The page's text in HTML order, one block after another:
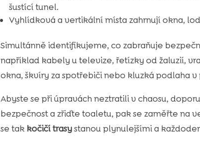
šustící tunel.
Vyhlídková a vertikální místa zahrnují okna,
Simultánně identifikujeme, co zabraňuje
například kabely u televize, řetízky od žaluzií,
okna, škvíry za spotřebiči nebo kluzká podlaha v
Abyste se při úpravách neztratili v chaosu,
bezpečnost a zřiďte toaletu, pak se zaměřte na
se tak kočičí trasystanou plynulejšími a